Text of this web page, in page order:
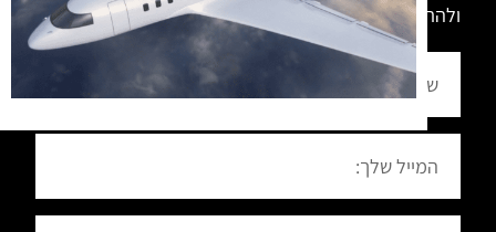
ולהתעדכן בפעילויות – הירשם לניוזלטר שלנו.